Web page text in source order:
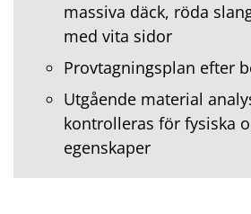
massiva däck, röda
med vita sidor
Provtagningsplan efter
Utgående material
kontrolleras för fysiska
egenskaper